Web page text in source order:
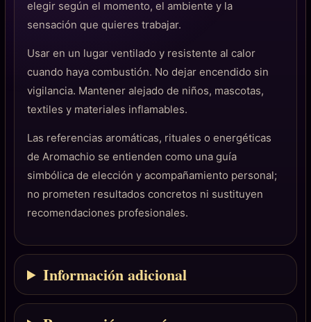
elegir según el momento, el ambiente y la
sensación que quieres trabajar.
Usar en un lugar ventilado y resistente al calor
cuando haya combustión. No dejar encendido sin
vigilancia. Mantener alejado de niños, mascotas,
textiles y materiales inflamables.
Las referencias aromáticas, rituales o energéticas
de Aromachio se entienden como una guía
simbólica de elección y acompañamiento personal;
no prometen resultados concretos ni sustituyen
recomendaciones profesionales.
Información adicional